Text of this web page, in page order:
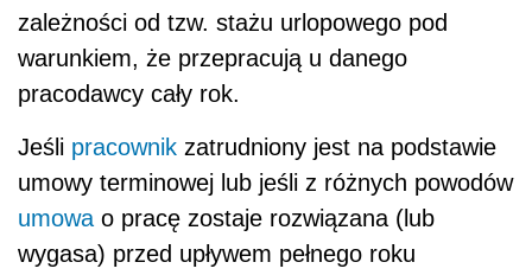
zależności od tzw. stażu urlopowego pod
warunkiem, że przepracują u danego
pracodawcy cały rok.
Jeśli pracownik zatrudniony jest na podstawie
umowy terminowej lub jeśli z różnych powodów
umowa o pracę zostaje rozwiązana (lub
wygasa) przed upływem pełnego roku